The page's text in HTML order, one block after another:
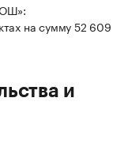
на сумму 52 609
и